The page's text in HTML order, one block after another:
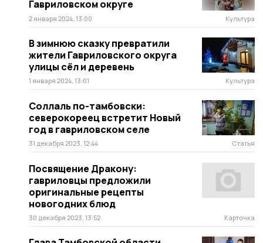
Гавриловском округе
2 января 2024, 13:00 Культура
В зимнюю сказку превратили
жители Гавриловского округа
улицы сёл и деревень
1 января 2024, 13:01 Культура
Соллаль по-тамбовски:
северокореец встретит Новый
год в гавриловском селе
31 декабря 2023, 12:44 Статья
Посвящение Дракону:
гавриловцы предложили
оригинальные рецепты
новогодних блюд
30 декабря 2023, 13:52 Карточка